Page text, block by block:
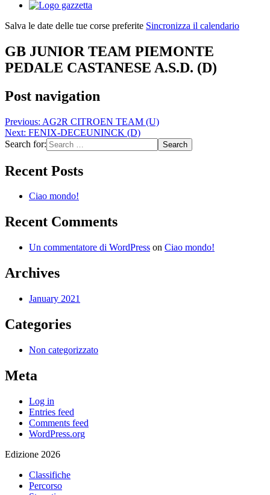
Salva le date delle tue corse preferite Sincronizza il calendario
GB JUNIOR TEAM PIEMONTE
PEDALE CASTANESE A.S.D. (D)
Post navigation
Previous: AG2R CITROEN TEAM (U)
Next: FENIX-DECEUNINCK (D)
Search for:
Recent Posts
Ciao mondo!
Recent Comments
Un commentatore di WordPress on Ciao mondo!
Archives
January 2021
Categories
Non categorizzato
Meta
Log in
Entries feed
Comments feed
WordPress.org
Edizione 2026
Classifiche
Percorso